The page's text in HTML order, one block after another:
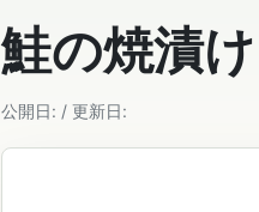
鮭の焼漬け
公開日: / 更新日: